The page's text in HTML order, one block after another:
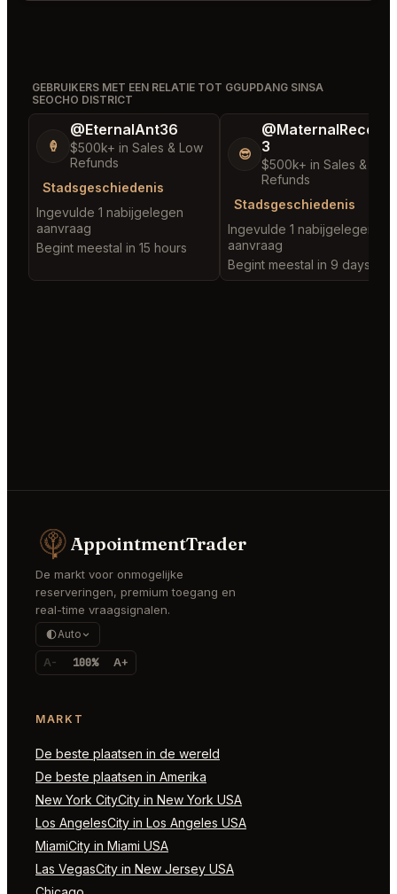
GEBRUIKERS MET EEN RELATIE TOT GGUPDANG SINSA
SEOCHO DISTRICT
🍦
@EternalAnt36
$500k+ in Sales & Low
Refunds
Stadsgeschiedenis
Ingevulde 1 nabijgelegen
aanvraag
Begint meestal in 15 hours
😎
3
$500k+ in Sales & Low
Refunds
Stadsgeschiedenis
Ingevulde 1 nabijgelegen
aanvraag
Begint meestal in 9 days
AppointmentTrader
De markt voor onmogelijke
reserveringen, premium toegang en
real-time vraagsignalen.
Auto
A- 100% A+
MARKT
De beste plaatsen in de wereld
De beste plaatsen in Amerika
New York CityCity in New York USA
Los AngelesCity in Los Angeles USA
MiamiCity in Miami USA
Las VegasCity in New Jersey USA